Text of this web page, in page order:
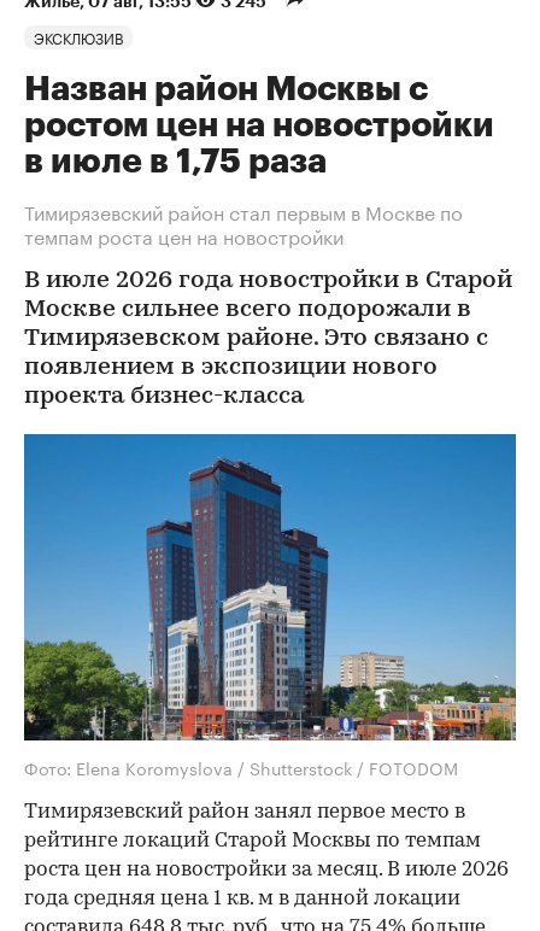
ЭКСКЛЮЗИВ
Назван район Москвы с
ростом цен на новостройки
в июле в 1,75 раза
Тимирязевский район стал первым в Москве по
темпам роста цен на новостройки
В июле 2026 года новостройки в Старой
Москве сильнее всего подорожали в
Тимирязевском районе. Это связано с
появлением в экспозиции нового
проекта бизнес-класса
Фото: Elena Koromyslova / Shutterstock / FOTODOM
Тимирязевский район занял первое место в
рейтинге локаций Старой Москвы по темпам
роста цен на новостройки за месяц. В июле 2026
года средняя цена 1 кв. м в данной локации